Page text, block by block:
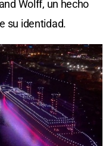
Wolff, un hecho
su identidad.